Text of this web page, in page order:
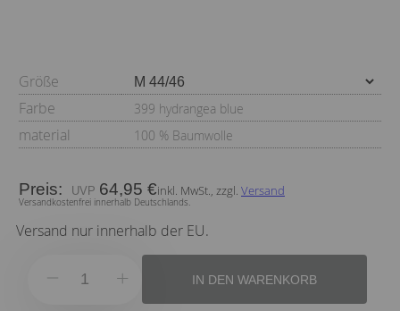
Größe
Farbe
399 hydrangea blue
material 100 % Baumwolle
Preis: 64,95 €inkl. MwSt., zzgl. Versand
Versandkostenfrei innerhalb Deutschlands.
Versand nur innerhalb der EU.
IN DEN WARENKORB